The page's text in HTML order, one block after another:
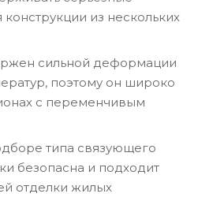
конструкции из нескольких
сильной деформации
поэтому он широко
с переменчивым
типа связующего
безопасна и подходит
отделки жилых